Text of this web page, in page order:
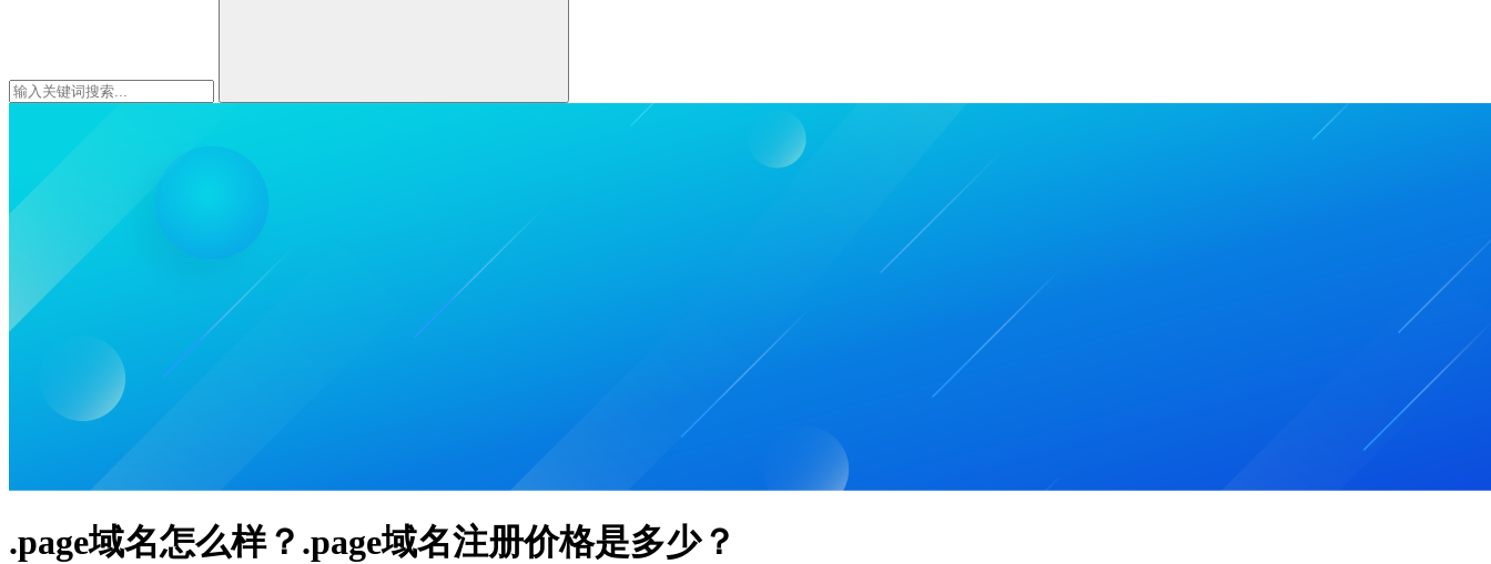
.page域名怎么样？.page域名注册价格是多少？